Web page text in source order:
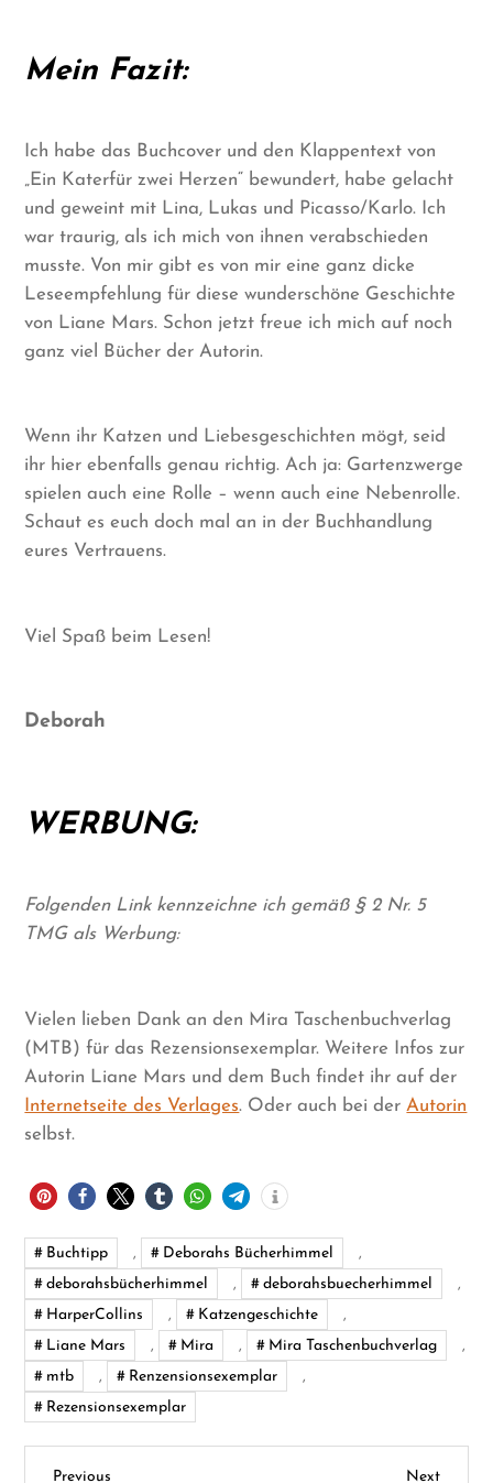
Mein Fazit:
Ich habe das Buchcover und den Klappentext von
„Ein Katerfür zwei Herzen“ bewundert, habe gelacht
und geweint mit Lina, Lukas und Picasso/Karlo. Ich
war traurig, als ich mich von ihnen verabschieden
musste. Von mir gibt es von mir eine ganz dicke
Leseempfehlung für diese wunderschöne Geschichte
von Liane Mars. Schon jetzt freue ich mich auf noch
ganz viel Bücher der Autorin.
Wenn ihr Katzen und Liebesgeschichten mögt, seid
ihr hier ebenfalls genau richtig. Ach ja: Gartenzwerge
spielen auch eine Rolle – wenn auch eine Nebenrolle.
Schaut es euch doch mal an in der Buchhandlung
eures Vertrauens.
Viel Spaß beim Lesen!
Deborah
WERBUNG:
Folgenden Link kennzeichne ich gemäß § 2 Nr. 5
TMG als Werbung:
Vielen lieben Dank an den Mira Taschenbuchverlag
(MTB) für das Rezensionsexemplar. Weitere Infos zur
Autorin Liane Mars und dem Buch findet ihr auf der
Internetseite des Verlages. Oder auch bei derAutorin
selbst.
Buchtipp , Deborahs Bücherhimmel
,
deborahsbücherhimmel
, deborahsbuecherhimmel
,
HarperCollins
, Katzengeschichte
,
Liane Mars
, Mira , Mira Taschenbuchverlag
,
mtb
, Renzensionsexemplar
,
Rezensionsexemplar
Previous
Previous
Next
Next